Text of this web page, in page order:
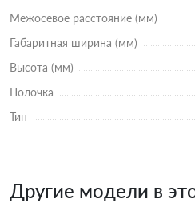
Межосевое расстояние (мм)
Габаритная ширина (мм)
Высота (мм)
Полочка
Тип
Другие модели в